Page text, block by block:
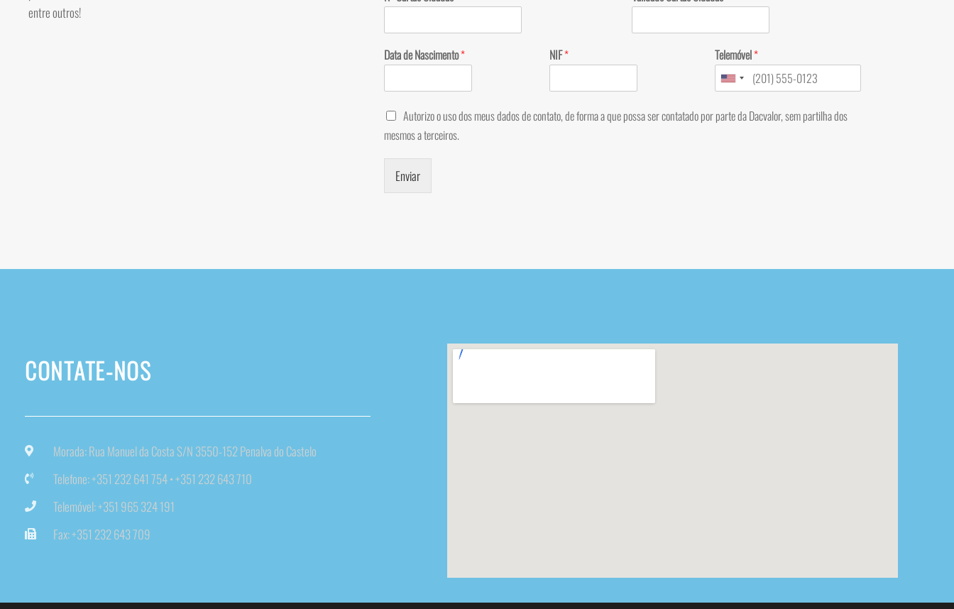
entre outros!
Data de Nascimento* NIF* Telemóvel*
Autorizo o uso dos meus dados de contato, de forma a que possa ser contatado por parte da Dacvalor, sem partilha dos
mesmos a terceiros.
Enviar
CONTATE-NOS
Morada: Rua Manuel da Costa S/N 3550-152 Penalva do Castelo
Telefone: +351 232 641 754 • +351 232 643 710
Telemóvel: +351 965 324 191
Fax: +351 232 643 709